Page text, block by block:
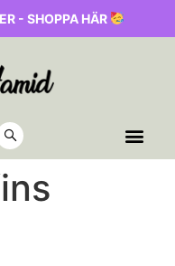
- SHOPPA HÄR